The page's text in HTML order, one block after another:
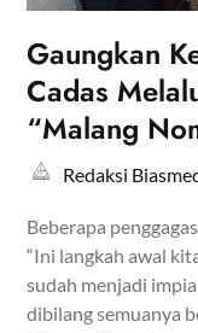
Gaungkan
Cadas
“Malang
Redaksi
Beberapa
“Ini langkah awal
sudah menjadi
dibilang semuanya